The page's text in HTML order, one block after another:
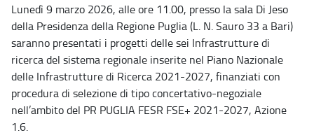
Lunedì 9 marzo 2026, alle ore 11.00, presso la sala Di Jeso
della Presidenza della Regione Puglia (L. N. Sauro 33 a Bari)
saranno presentati i progetti delle sei Infrastrutture di
ricerca del sistema regionale inserite nel Piano Nazionale
delle Infrastrutture di Ricerca 2021-2027, finanziati con
procedura di selezione di tipo concertativo-negoziale
nell’ambito del PR PUGLIA FESR FSE+ 2021-2027, Azione
1.6.